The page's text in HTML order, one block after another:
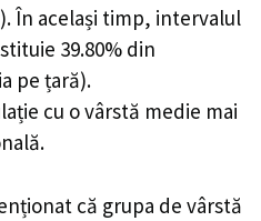
În același timp, intervalul
39.80% din
pe țară).
cu o vârstă medie mai
că grupa de vârstă